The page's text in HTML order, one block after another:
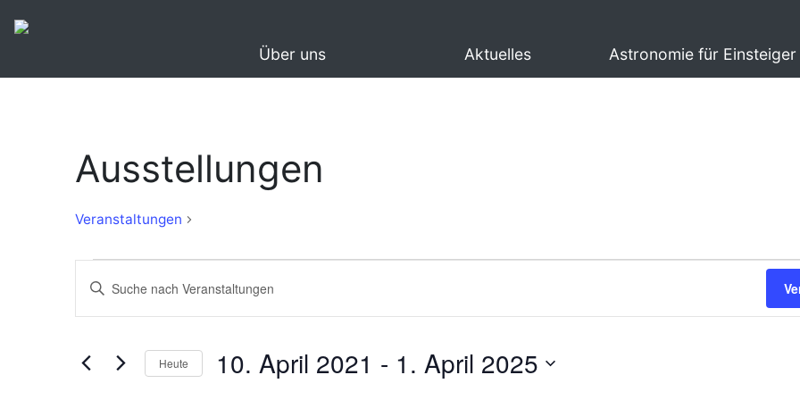
Über uns Aktuelles Astronomie für Einsteiger
Ausstellungen
Veranstaltungen
Veranstaltungen
Veranstaltungen
Suche
Ansichten,
Bitte
nach
Heute 10. April 2021 - 1. April 2025